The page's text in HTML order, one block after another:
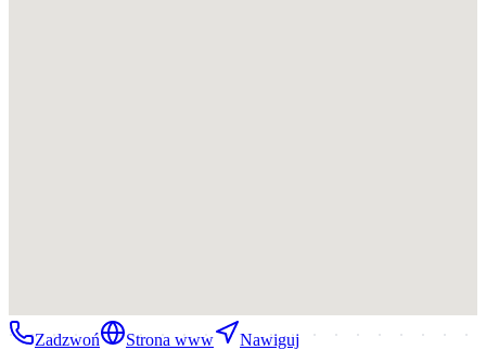
Zadzwoń Strona www
Nawiguj